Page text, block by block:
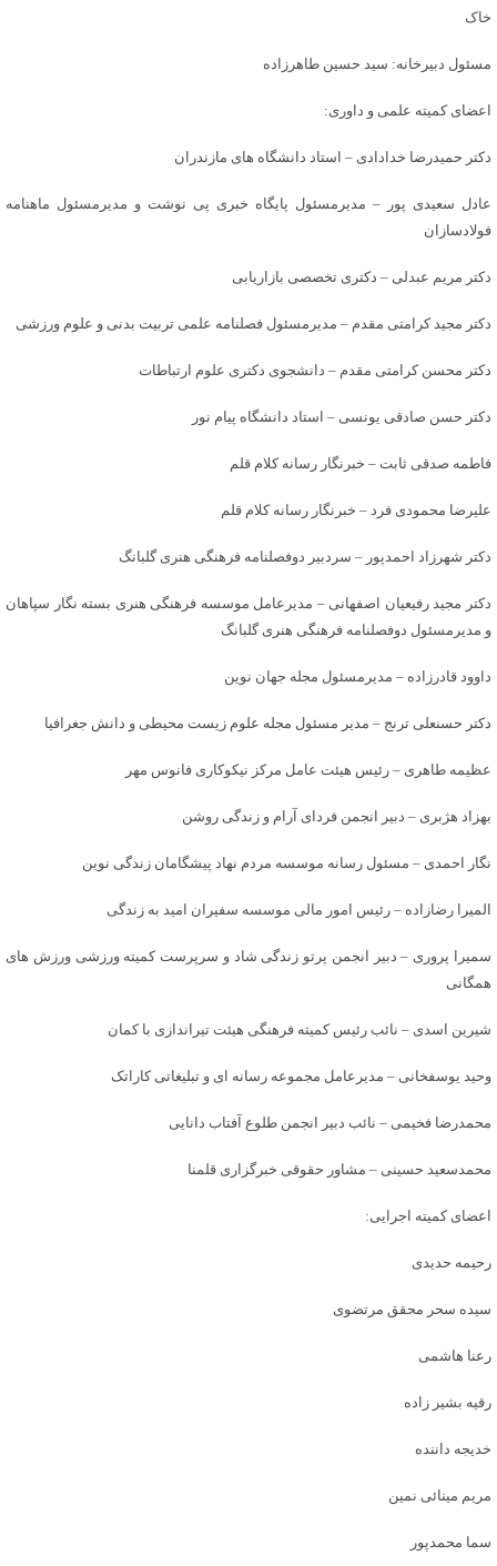
خاک
مسئول دبیرخانه: سید حسین طاهرزاده
اعضای کمیته علمی و داوری:
دکتر حمیدرضا خدادادی – استاد دانشگاه های مازندران
عادل سعیدی پور – مدیرمسئول پایگاه خبری پی نوشت و مدیرمسئول ماهنامه
فولادسازان
دکتر مریم عبدلی – دکتری تخصصی بازاریابی
دکتر مجید کرامتی مقدم – مدیرمسئول فصلنامه علمی تربیت بدنی و علوم ورزشی
دکتر محسن کرامتی مقدم – دانشجوی دکتری علوم ارتباطات
دکتر حسن صادقی یونسی – استاد دانشگاه پیام نور
فاطمه صدقی ثابت – خبرنگار رسانه کلام قلم
علیرضا محمودی فرد – خبرنگار رسانه کلام قلم
دکتر شهرزاد احمدپور – سردبیر دوفصلنامه فرهنگی هنری گلبانگ
دکتر مجید رفیعیان اصفهانی – مدیرعامل موسسه فرهنگی هنری بسته نگار سپاهان
و مدیرمسئول دوفصلنامه فرهنگی هنری گلبانگ
داوود قادرزاده – مدیرمسئول مجله جهان نوین
دکتر حسنعلی ترنج – مدیر مسئول مجله علوم زیست محیطی و دانش جغرافیا
عظیمه طاهری – رئیس هیئت عامل مرکز نیکوکاری فانوس مهر
بهزاد هژبری – دبیر انجمن فردای آرام و زندگی روشن
نگار احمدی – مسئول رسانه موسسه مردم نهاد پیشگامان زندگی نوین
المیرا رضازاده – رئیس امور مالی موسسه سفیران امید به زندگی
سمیرا پروری – دبیر انجمن پرتو زندگی شاد و سرپرست کمیته ورزشی ورزش های
همگانی
شیرین اسدی – نائب رئیس کمیته فرهنگی هیئت تیراندازی با کمان
وحید یوسفخانی – مدیرعامل مجموعه رسانه ای و تبلیغاتی کاراتک
محمدرضا فخیمی – نائب دبیر انجمن طلوع آفتاب دانایی
محمدسعید حسینی – مشاور حقوقی خبرگزاری قلمنا
اعضای کمیته اجرایی:
رحیمه حدیدی
سیده سحر محقق مرتضوی
رعنا هاشمی
رقیه بشیر زاده
خدیجه داننده
مریم مینائی نمین
سما محمدپور